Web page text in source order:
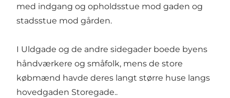
med indgang og opholdsstue mod gaden og
stadsstue mod gården.
I Uldgade og de andre sidegader boede byens
håndværkere og småfolk, mens de store
købmænd havde deres langt større huse langs
hovedgaden Storegade..